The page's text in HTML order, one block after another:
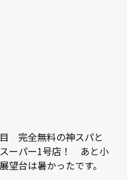
完全無料の神スパと
ーパー1号店！ あと小
望台は暑かったです。